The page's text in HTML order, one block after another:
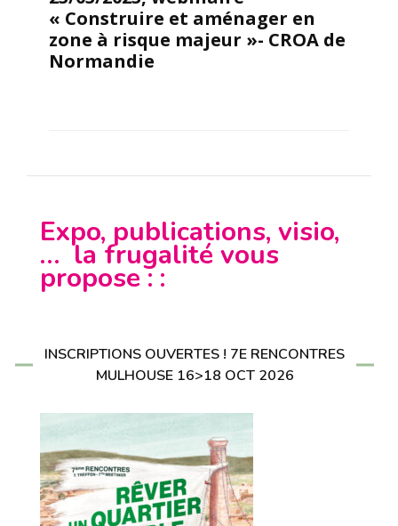
« Construire et aménager en
zone à risque majeur »- CROA de
Normandie
Expo, publications, visio,
… la frugalité vous
propose : :
INSCRIPTIONS OUVERTES ! 7E RENCONTRES
MULHOUSE 16>18 OCT 2026